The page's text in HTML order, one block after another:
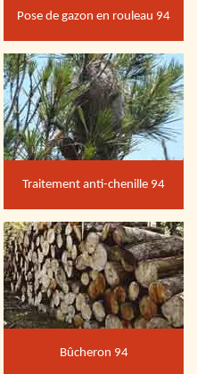
Pose de gazon en rouleau 94
Traitement anti-chenille 94
Bûcheron 94